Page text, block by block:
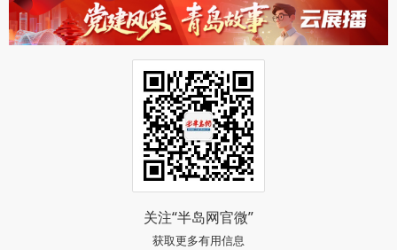
关注“半岛网官微”
获取更多有用信息